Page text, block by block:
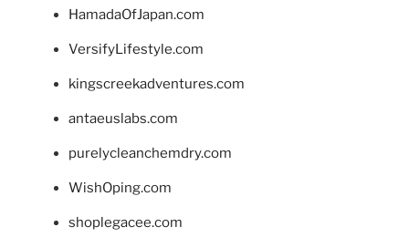
HamadaOfJapan.com
VersifyLifestyle.com
kingscreekadventures.com
antaeuslabs.com
purelycleanchemdry.com
WishOping.com
shoplegacee.com